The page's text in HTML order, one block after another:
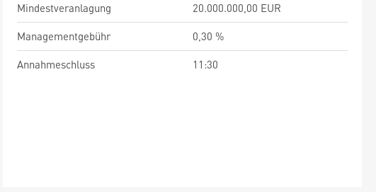
Mindestveranlagung
20.000.000,00 EUR
Managementgebühr
0,30 %
Annahmeschluss
11:30